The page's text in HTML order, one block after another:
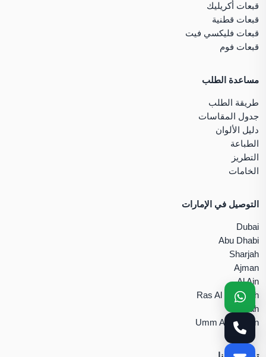
قبعات أكريليك
قبعات قطنية
قبعات فليكسي فيت
قبعات فوم
مساعدة الطلب
طريقة الطلب
جدول المقاسات
دليل الألوان
الطباعة
التطريز
الخامات
التوصيل في الإمارات
Dubai
Abu Dhabi
Sharjah
Ajman
Al Ain
Ras Al Khaimah
Fujairah
Umm Al Quwain